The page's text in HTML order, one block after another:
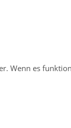
Wenn es